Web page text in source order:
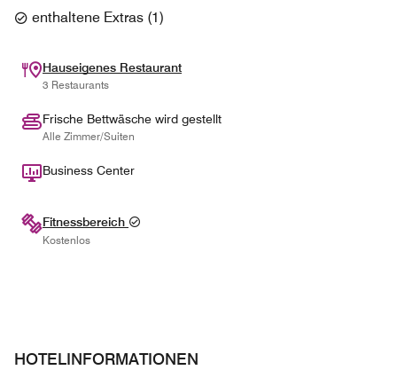
enthaltene Extras (1)
Hauseigenes Restaurant
3 Restaurants
Frische Bettwäsche wird gestellt
Alle Zimmer/Suiten
Business Center
Fitnessbereich
Kostenlos
HOTELINFORMATIONEN